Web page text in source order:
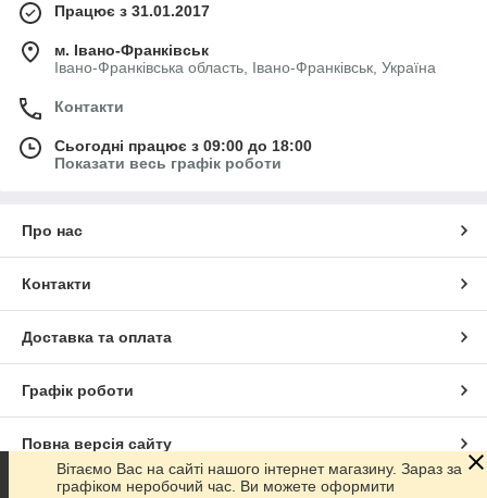
Працює з 31.01.2017
м. Івано-Франківськ
Івано-Франківська область, Івано-Франківськ, Україна
Контакти
Сьогодні працює з 09:00 до 18:00
Показати весь графік роботи
Про нас
Контакти
Доставка та оплата
Графік роботи
Повна версія сайту
Вітаємо Вас на сайті нашого інтернет магазину. Зараз за
графіком неробочий час. Ви можете оформити